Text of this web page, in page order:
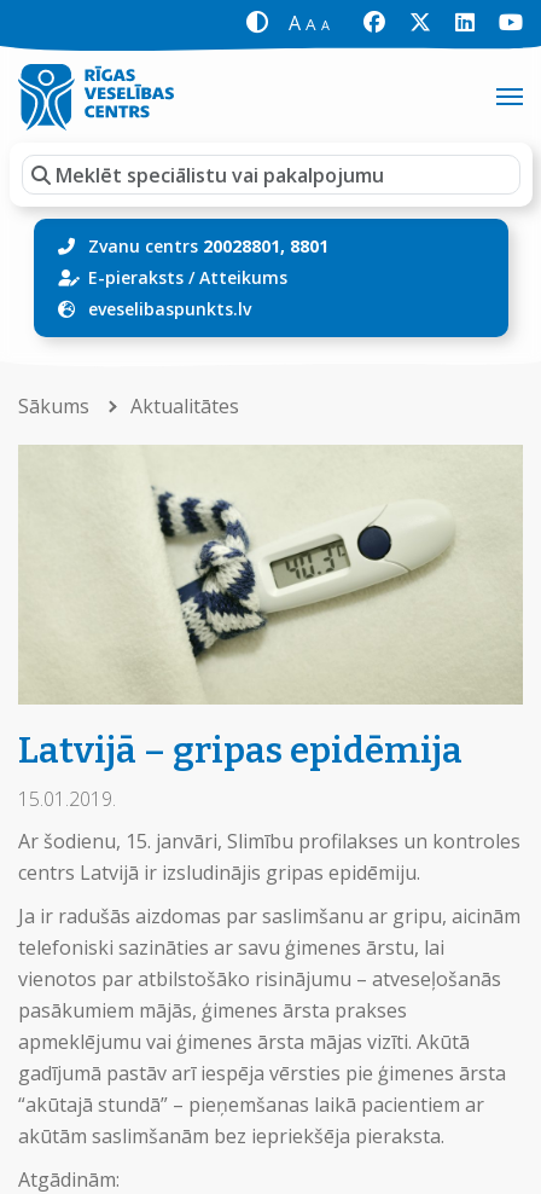
A A A
Zvanu centrs 20028801, 8801
E-pieraksts/Atteikums
eveselibaspunkts.lv
Sākums Aktualitātes
Latvijā – gripas epidēmija
15.01.2019.
Ar šodienu, 15. janvāri, Slimību profilakses un kontroles
centrs Latvijā ir izsludinājis gripas epidēmiju.
Ja ir radušās aizdomas par saslimšanu ar gripu, aicinām
telefoniski sazināties ar savu ģimenes ārstu, lai
vienotos par atbilstošāko risinājumu – atveseļošanās
pasākumiem mājās, ģimenes ārsta prakses
apmeklējumu vai ģimenes ārsta mājas vizīti. Akūtā
gadījumā pastāv arī iespēja vērsties pie ģimenes ārsta
“akūtajā stundā” – pieņemšanas laikā pacientiem ar
akūtām saslimšanām bez iepriekšēja pieraksta.
Atgādinām: